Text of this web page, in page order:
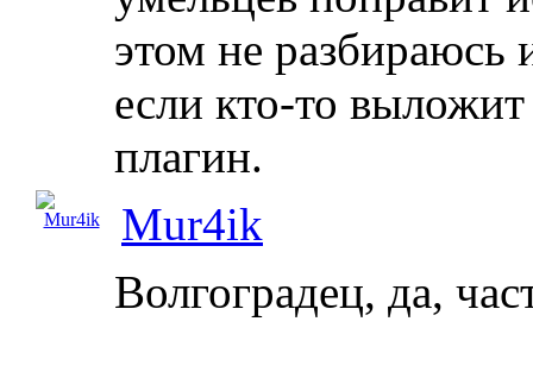
этом не разбираюсь
если кто-то
плагин.
Mur4ik
Волгоградец, да,